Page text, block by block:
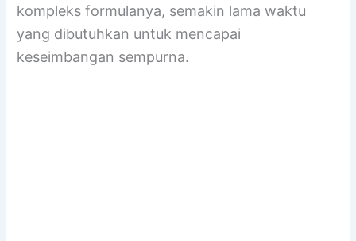
kompleks formulanya, semakin lama waktu
yang dibutuhkan untuk mencapai
keseimbangan sempurna.